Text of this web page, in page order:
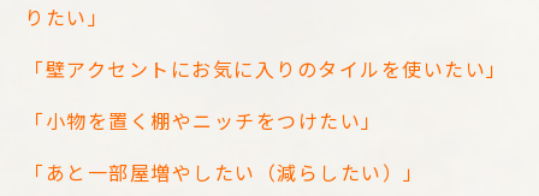
りたい」
「壁アクセントにお気に入りのタイルを使いたい」
「小物を置く棚やニッチをつけたい」
「あと一部屋増やしたい（減らしたい）」